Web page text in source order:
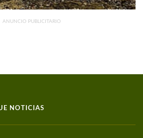
ANUNCIO PUBLICITARIO
NOTICIAS